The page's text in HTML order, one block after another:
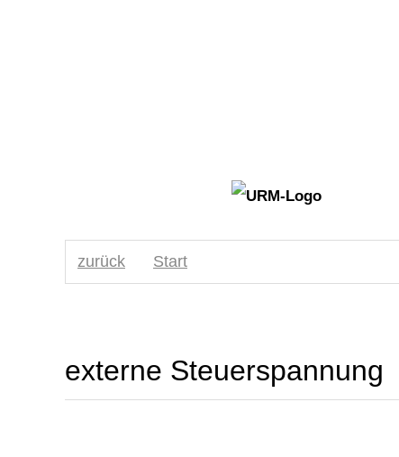
zurück Start
externe Steuerspannung